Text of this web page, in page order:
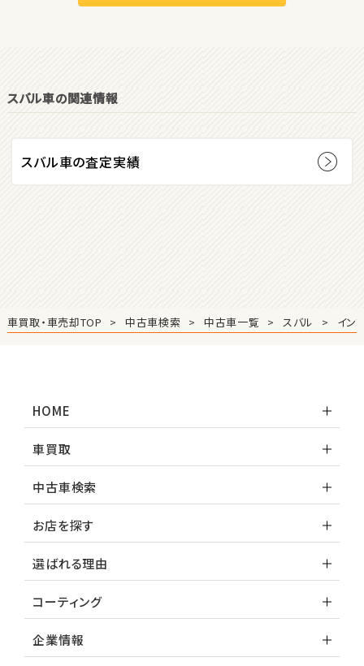
ダイハツ
位
ステーションワゴン
レヴォーグ
レガシィツーリングワゴン
スバル車の関連情報
スバル車の査定実績
車買取・車売却TOP 中古車検索 中古車一覧 スバル イン
HOME
車買取
中古車検索
お店を探す
選ばれる理由
コーティング
企業情報